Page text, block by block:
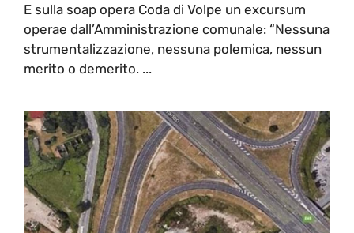
E sulla soap opera Coda di Volpe un excursum
operae dall’Amministrazione comunale: “Nessuna
strumentalizzazione, nessuna polemica, nessun
merito o demerito. ...